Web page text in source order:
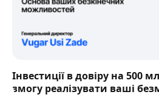
Інвестиції в довіру на 500
змогу реалізувати ваші